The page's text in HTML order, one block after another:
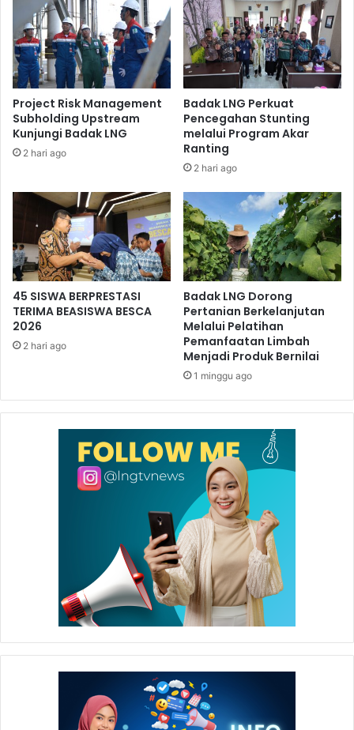
Badak LNG Rahmat Safruddin. Cuaca yang sangat cerah
menambah semangat para peserta untuk menempuh rute
sejauh kurang lebih 4 km di komplek Perusahaan Badak
LNG.
Wali Kota Bontang Neni Moerniaeni turut hadir dalam acara
Semarak 45 Badak LNG.
Semantara itu Wali Kota Bontang Neni Moerniaeni yang
turut hadir dalam acara Semarak 45 Badak LNG ini
mengucapkan selamat hari jadi Badak LNG yang ke-45
tahun. Di usianya yang semakin dewasa Badak LNG
diharapkan dapat terus memberikan kontribusi bagi
masyarakat kota Bontang melalui program CSR nya yang
dinilai selalu monumental semua. Seperti sungai belanda
Pemenang doorprize sepeda motor.
Project Risk Management
Subholding Upstream
Kunjungi Badak LNG
2 hari ago
Badak LNG Perkuat
Pencegahan Stunting
melalui Program Akar
Ranting
2 hari ago
45 SISWA BERPRESTASI
TERIMA BEASISWA BESCA
2026
2 hari ago
Badak LNG Dorong
Pertanian Berkelanjutan
Melalui Pelatihan
Pemanfaatan Limbah
Menjadi Produk Bernilai
1 minggu ago